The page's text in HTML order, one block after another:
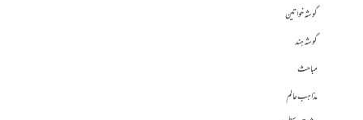
گوشہ خواتین
گوشہ ہند
مباحث
مذاہب عالم